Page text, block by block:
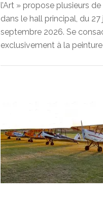
l’Art » propose plusieurs
dans le hall principal, du 27
septembre 2026. Se
exclusivement à la peinture